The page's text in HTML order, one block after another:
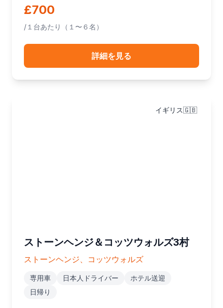
£700
/１台あたり（１〜６名）
詳細を見る
イギリス🇬🇧
ストーンヘンジ＆コッツウォルズ3村
ストーンヘンジ、コッツウォルズ
専用車 日本人ドライバー
ホテル送迎
日帰り